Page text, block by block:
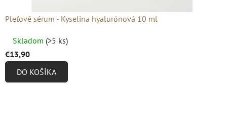
Pleťové sérum - Kyselina hyalurónová 10 ml
hodnotenie
produktu
Skladom (>5 ks)
€13,90
DO KOŠÍKA